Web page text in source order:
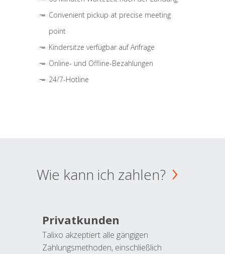
Convenient pickup at precise meeting
point
Kindersitze verfügbar auf Anfrage
Online- und Offline-Bezahlungen
24/7-Hotline
Wie kann ich zahlen?
Privatkunden
Talixo akzeptiert alle gängigen
Zahlungsmethoden, einschließlich